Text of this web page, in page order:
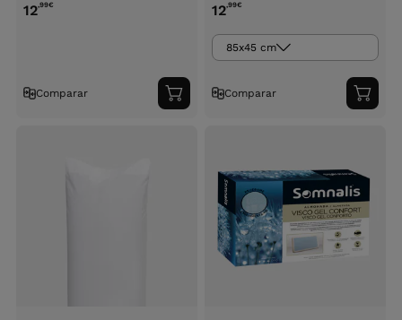
12,99€
Comparar
Adicionar
ao
12,99€
85x45 cm
Comparar
ao